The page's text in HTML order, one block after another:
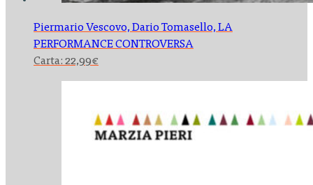
Piermario Vescovo, Dario Tomasello,LA
PERFORMANCE CONTROVERSA
Carta: 22,99€